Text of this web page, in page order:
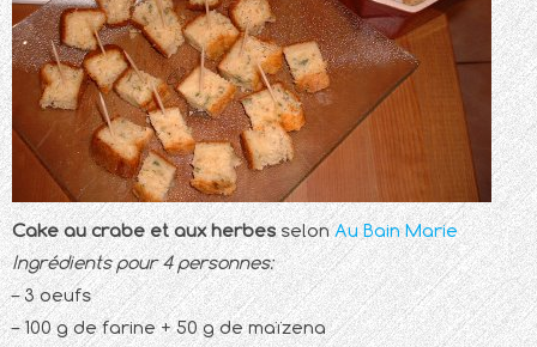
Cake au crabe et aux herbesselonAu Bain Marie
Ingrédients pour 4 personnes:
– 3 oeufs
– 100 g de farine + 50 g de maïzena